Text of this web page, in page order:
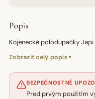
Popis
Kojenecké polodupačky Japi
Zobraziť celý popis
BEZPEČNOSTNÉ
Pred prvým použitím